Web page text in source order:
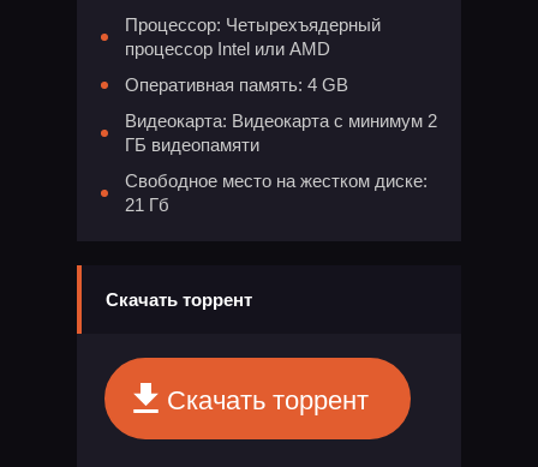
Процессор: Четырехъядерный
процессор Intel или AMD
Оперативная память: 4 GB
Видеокарта: Видеокарта с минимум 2
ГБ видеопамяти
Свободное место на жестком диске:
21 Гб
Скачать торрент
Скачать торрент